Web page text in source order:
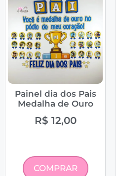
Painel dia dos Pais
Medalha de Ouro
R$ 12,00
COMPRAR